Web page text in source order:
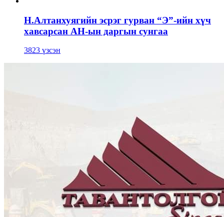
Н.Алтанхуягийн эсрэг гурван “Э”-ийн хүч
хавсарсан АН-ын даргын сунгаа
3823 үзсэн